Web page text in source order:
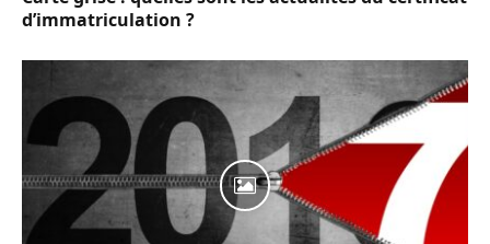
d’immatriculation ?